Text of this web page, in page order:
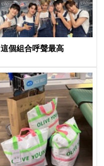
個組合呼聲最高